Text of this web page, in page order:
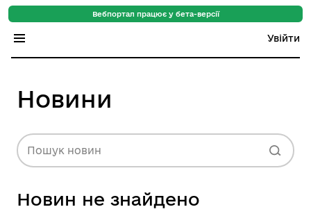
Вебпортал працює у бета-версії
Увійти
Індекс громад
Цифровий путівник
База знань
Новини
Новини
Пошук новин
Новин не знайдено